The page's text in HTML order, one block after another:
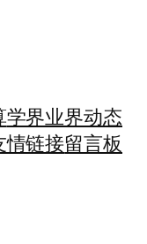
学界业界动态
情链接留言板